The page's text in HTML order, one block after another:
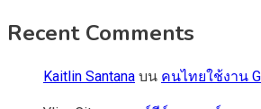
Recent Comments
Kaitlin Santana บน คนไทยใช้งาน